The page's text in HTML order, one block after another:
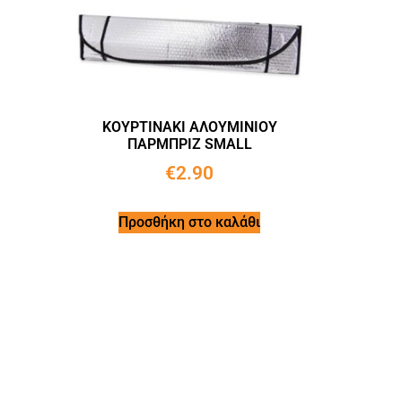
ΚΟΥΡΤΙΝΑΚΙ ΑΛΟΥΜΙΝΙΟΥ
ΠΑΡΜΠΡΙΖ SMALL
€2.90
Προσθήκη στο καλάθι